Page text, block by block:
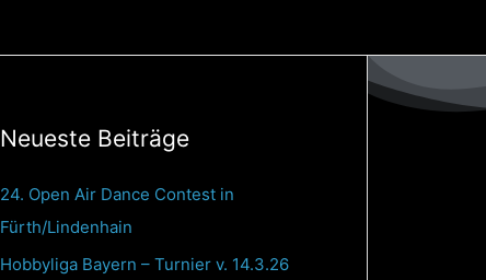
Neueste Beiträge
24. Open Air Dance Contest in
Fürth/Lindenhain
Hobbyliga Bayern – Turnier v. 14.3.26